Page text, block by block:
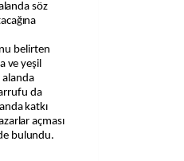
söz
belirten
ve yeşil
da
katkı
açması
bulundu.